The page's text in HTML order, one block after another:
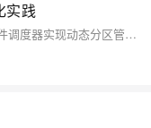
实践
本文介绍了如何利用 MySQL 的存储过程与事件调度器实现动态分区管理，自动化应对数据增长，提升查询性能与数据管理效率，并详细解析了分区创建、冲突避免及实际应用中的关键注意事项。